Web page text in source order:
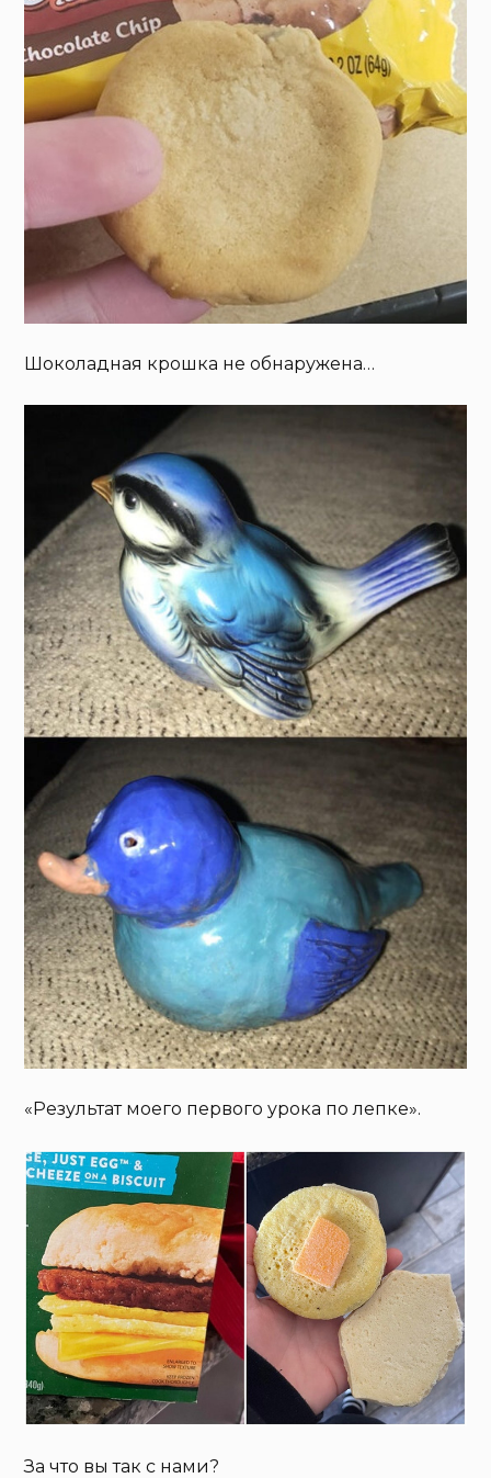
Шоколадная крошка не обнаружена…
«Результат моего первого урока по лепке».
За что вы так с нами?